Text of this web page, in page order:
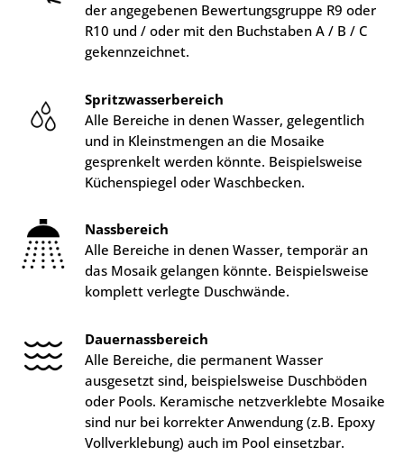
der angegebenen Bewertungsgruppe R9 oder
R10 und / oder mit den Buchstaben A / B / C
gekennzeichnet.
Spritzwasserbereich
Alle Bereiche in denen Wasser, gelegentlich
und in Kleinstmengen an die Mosaike
gesprenkelt werden könnte. Beispielsweise
Küchenspiegel oder Waschbecken.
Nassbereich
Alle Bereiche in denen Wasser, temporär an
das Mosaik gelangen könnte. Beispielsweise
komplett verlegte Duschwände.
Dauernassbereich
Alle Bereiche, die permanent Wasser
ausgesetzt sind, beispielsweise Duschböden
oder Pools. Keramische netzverklebte Mosaike
sind nur bei korrekter Anwendung (z.B. Epoxy
Vollverklebung) auch im Pool einsetzbar.